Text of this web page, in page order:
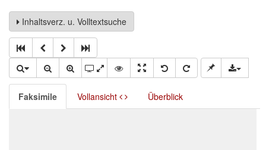
Inhaltsverz. u. Volltextsuche
Faksimile Vollansicht Überblick